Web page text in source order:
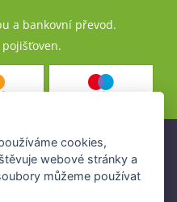
a bankovní převod.
společností
platné licence České
(ČNB).
cookies,
webové stránky a
můžeme používat